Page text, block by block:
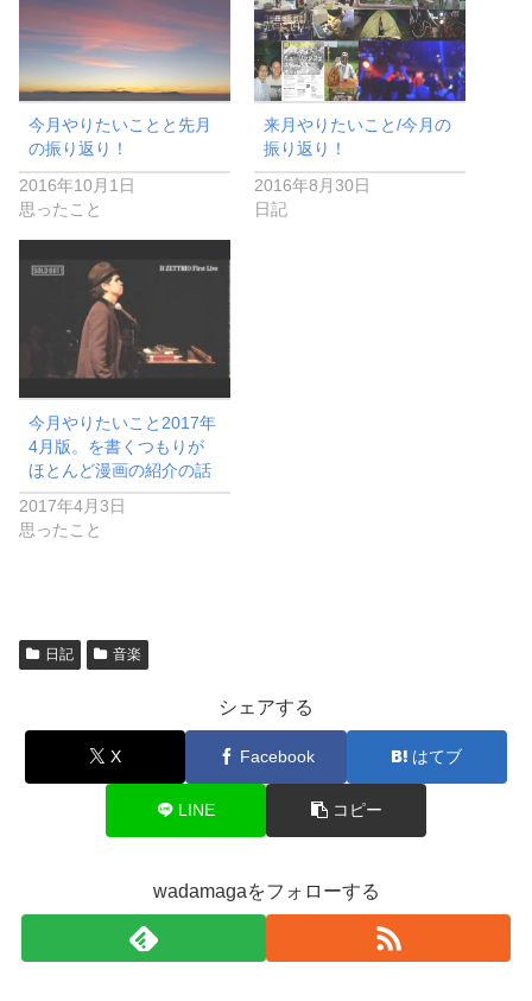
今月やりたいことと先月
の振り返り！
2016年10月1日
思ったこと
来月やりたいこと/今月の
振り返り！
2016年8月30日
日記
今月やりたいこと2017年
4月版。を書くつもりが
ほとんど漫画の紹介の話
2017年4月3日
思ったこと
日記 音楽
シェアする
X Facebook はてブ
LINE コピー
wadamagaをフォローする